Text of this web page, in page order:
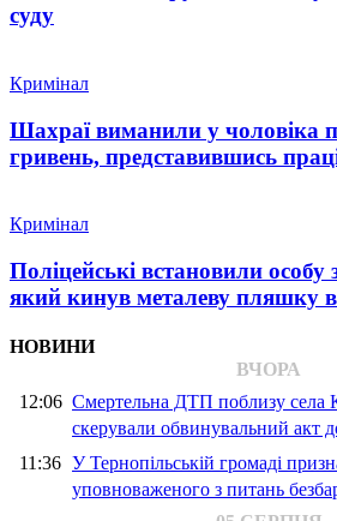
суду
Кримінал
Шахраї виманили у чоловіка
гривень, представившись
Кримінал
Поліцейські встановили
який кинув металеву пляшку
НОВИНИ
ВЧОРА
12:06 Смертельна ДТП поблизу села
скерували обвинувальний акт
11:36 У Тернопільській громаді
уповноваженого з питань